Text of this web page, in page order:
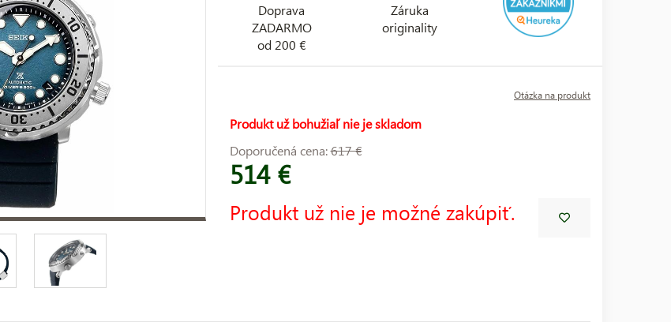
Doprava
ZADARMO
od 200 €
Záruka
originality
Otázka na produkt
Produkt už bohužiaľ nie je skladom
Doporučená cena:617 €
514 €
Produkt už nie je možné zakúpiť.